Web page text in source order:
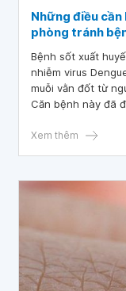
Những điều
phòng tránh
Bệnh sốt xuất
nhiễm virus
muỗi vằn đốt từ
Căn bệnh này đã
mỗi năm. Tổ chức
Xem thêm